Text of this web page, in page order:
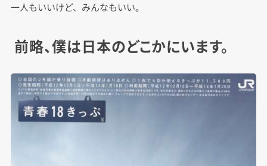
一人もいいけど、みんなもいい。
前略、僕は日本のどこかにいます。